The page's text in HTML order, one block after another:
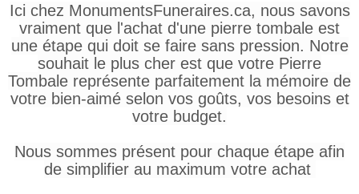
Ici chez MonumentsFuneraires.ca, nous savons
vraiment que l'achat d'une pierre tombale est
une étape qui doit se faire sans pression. Notre
souhait le plus cher est que votre Pierre
Tombale représente parfaitement la mémoire de
votre bien-aimé selon vos goûts, vos besoins et
votre budget.
Nous sommes présent pour chaque étape afin
de simplifier au maximum votre achat